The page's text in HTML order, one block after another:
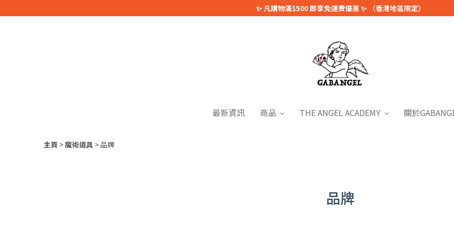
✨ 凡購物滿$500 即享免運費優惠 ✨ （香港地區限定）
最新資訊 商品 THE ANGEL ACADEMY 關於
主頁 魔術道具 品牌
品牌